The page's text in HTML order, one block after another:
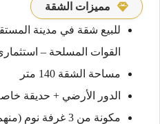
مميزات الشقة
للبيع شقة في مدينة
القوات المسلحة –
مساحة الشقة 140 متر
الدور الأرضي + حديقة